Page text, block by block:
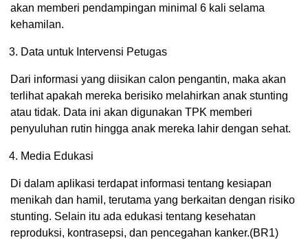
akan memberi pendampingan minimal 6 kali selama
kehamilan.
Data untuk Intervensi Petugas
Dari informasi yang diisikan calon pengantin, maka akan
terlihat apakah mereka berisiko melahirkan anak stunting
atau tidak. Data ini akan digunakan TPK memberi
penyuluhan rutin hingga anak mereka lahir dengan sehat.
Media Edukasi
Di dalam aplikasi terdapat informasi tentang kesiapan
menikah dan hamil, terutama yang berkaitan dengan risiko
stunting. Selain itu ada edukasi tentang kesehatan
reproduksi, kontrasepsi, dan pencegahan kanker.(BR1)